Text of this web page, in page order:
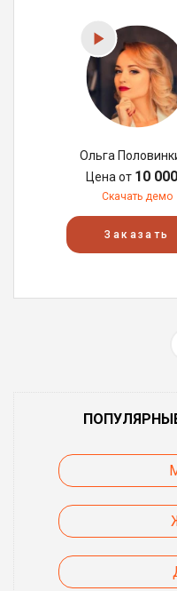
Ольга
Цена от 10 000
Скачать демо
Заказать